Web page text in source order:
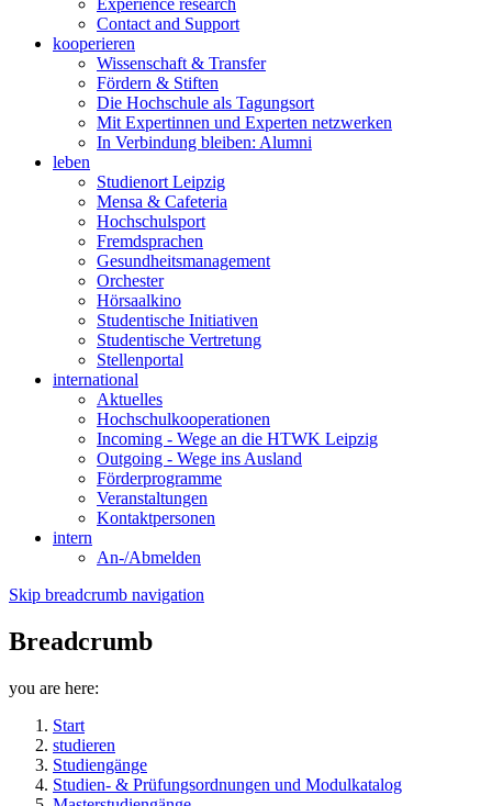
Experience research
Contact and Support
kooperieren
Wissenschaft & Transfer
Fördern & Stiften
Die Hochschule als Tagungsort
Mit Expertinnen und Experten netzwerken
In Verbindung bleiben: Alumni
leben
Studienort Leipzig
Mensa & Cafeteria
Hochschulsport
Fremdsprachen
Gesundheitsmanagement
Orchester
Hörsaalkino
Studentische Initiativen
Studentische Vertretung
Stellenportal
international
Aktuelles
Hochschulkooperationen
Incoming - Wege an die HTWK Leipzig
Outgoing - Wege ins Ausland
Förderprogramme
Veranstaltungen
Kontaktpersonen
intern
An-/Abmelden
Skip breadcrumb navigation
Breadcrumb
you are here:
Start
studieren
Studiengänge
Studien- & Prüfungsordnungen und Modulkatalog